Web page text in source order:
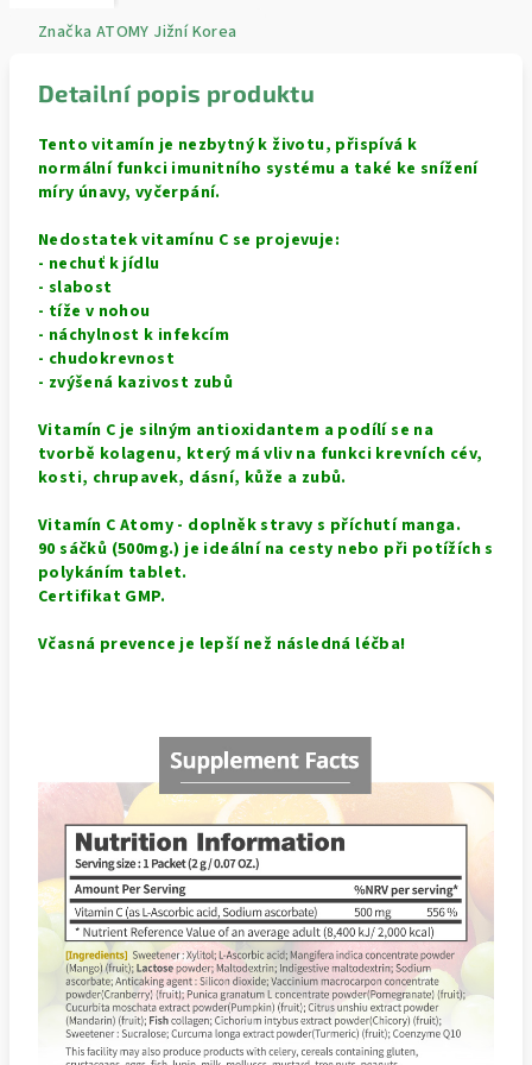
Značka ATOMY Jižní Korea
Detailní popis produktu
Tento vitamín je nezbytný k životu, přispívá k
normální funkci imunitního systému a také ke snížení
míry únavy, vyčerpání.
Nedostatek vitamínu C se projevuje:
- nechuť k jídlu
- slabost
- tíže v nohou
- náchylnost k infekcím
- chudokrevnost
- zvýšená kazivost zubů
Vitamín C je silným antioxidantem a podílí se na
tvorbě kolagenu, který má vliv na funkci krevních cév,
kosti, chrupavek, dásní, kůže a zubů.
Vitamín C Atomy - doplněk stravy s příchutí manga.
90 sáčků (500mg.) je ideální na cesty nebo při potížích s
polykáním tablet.
Certifikat GMP.
Včasná prevence je lepší než následná léčba!